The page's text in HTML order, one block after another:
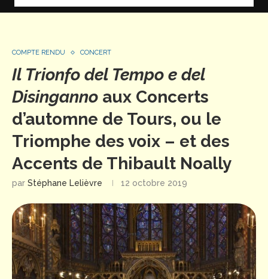
COMPTE RENDU CONCERT
Il Trionfo del Tempo e del
Disinganno aux Concerts
d’automne de Tours, ou le
Triomphe des voix – et des
Accents de Thibault Noally
par Stéphane Lelièvre 12 octobre 2019